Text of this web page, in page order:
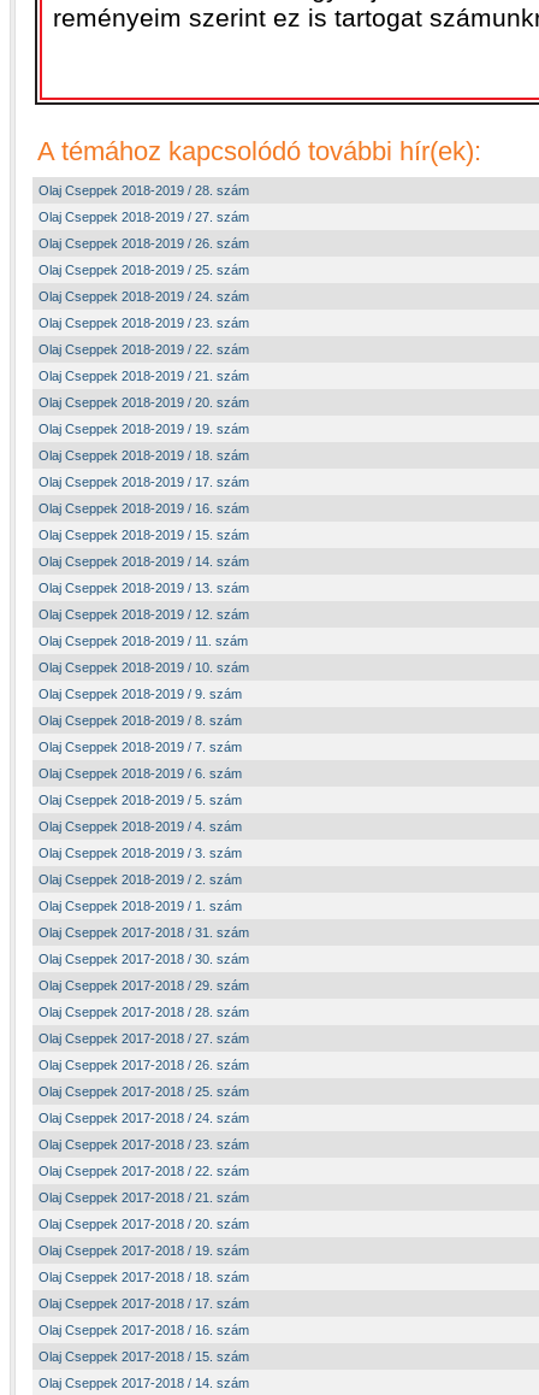
reményeim szerint ez is tartogat
A témához kapcsolódó további hír(ek):
Olaj Cseppek 2018-2019 / 28. szám
Olaj Cseppek 2018-2019 / 27. szám
Olaj Cseppek 2018-2019 / 26. szám
Olaj Cseppek 2018-2019 / 25. szám
Olaj Cseppek 2018-2019 / 24. szám
Olaj Cseppek 2018-2019 / 23. szám
Olaj Cseppek 2018-2019 / 22. szám
Olaj Cseppek 2018-2019 / 21. szám
Olaj Cseppek 2018-2019 / 20. szám
Olaj Cseppek 2018-2019 / 19. szám
Olaj Cseppek 2018-2019 / 18. szám
Olaj Cseppek 2018-2019 / 17. szám
Olaj Cseppek 2018-2019 / 16. szám
Olaj Cseppek 2018-2019 / 15. szám
Olaj Cseppek 2018-2019 / 14. szám
Olaj Cseppek 2018-2019 / 13. szám
Olaj Cseppek 2018-2019 / 12. szám
Olaj Cseppek 2018-2019 / 11. szám
Olaj Cseppek 2018-2019 / 10. szám
Olaj Cseppek 2018-2019 / 9. szám
Olaj Cseppek 2018-2019 / 8. szám
Olaj Cseppek 2018-2019 / 7. szám
Olaj Cseppek 2018-2019 / 6. szám
Olaj Cseppek 2018-2019 / 5. szám
Olaj Cseppek 2018-2019 / 4. szám
Olaj Cseppek 2018-2019 / 3. szám
Olaj Cseppek 2018-2019 / 2. szám
Olaj Cseppek 2018-2019 / 1. szám
Olaj Cseppek 2017-2018 / 31. szám
Olaj Cseppek 2017-2018 / 30. szám
Olaj Cseppek 2017-2018 / 29. szám
Olaj Cseppek 2017-2018 / 28. szám
Olaj Cseppek 2017-2018 / 27. szám
Olaj Cseppek 2017-2018 / 26. szám
Olaj Cseppek 2017-2018 / 25. szám
Olaj Cseppek 2017-2018 / 24. szám
Olaj Cseppek 2017-2018 / 23. szám
Olaj Cseppek 2017-2018 / 22. szám
Olaj Cseppek 2017-2018 / 21. szám
Olaj Cseppek 2017-2018 / 20. szám
Olaj Cseppek 2017-2018 / 19. szám
Olaj Cseppek 2017-2018 / 18. szám
Olaj Cseppek 2017-2018 / 17. szám
Olaj Cseppek 2017-2018 / 16. szám
Olaj Cseppek 2017-2018 / 15. szám
Olaj Cseppek 2017-2018 / 14. szám